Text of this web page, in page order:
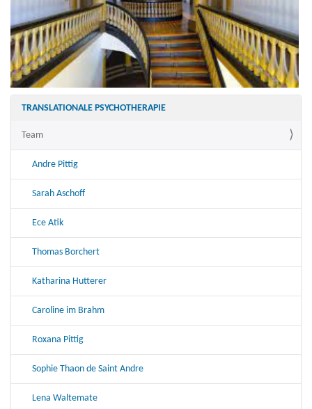
TRANSLATIONALE PSYCHOTHERAPIE
Team
Andre Pittig
Sarah Aschoff
Ece Atik
Thomas Borchert
Katharina Hutterer
Caroline im Brahm
Roxana Pittig
Sophie Thaon de Saint Andre
Lena Waltemate